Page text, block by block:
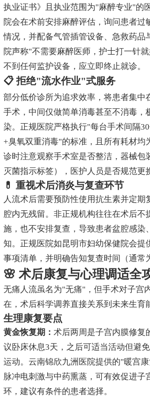
执业证书》且执业范围为"麻醉专业"的
院会在术前安排麻醉评估，询问患者过
情况，并配备气管插管设备、急救药品
院声称"不需要麻醉医师，护士打一针
不到任何监护设备，应立即终止就诊。
📋 拒绝"流水作业"式服务
部分低价诊所为追求效率，将患者集中
手术，中间仅做简单消毒甚至不消毒，
染。正规医院严格执行"每台手术间隔
+臭氧双重消毒"的标准，且所有耗材均
诊时注意观察手术室是否整洁，器械包
灭菌指示标签），医护人员是否规范更
💊 重视术后消炎与复查环节
人流术后需要预防性使用抗生素并定期
腔内无残留。非正规机构往往在术后不
施，也不安排复查，导致患者盆腔感染
知。正规医院如昆明市妇幼保健院会提
事项清单，并明确告知复查时间（通常
🌸 术后康复与心理调适全
无痛人流虽名为"无痛"，但手术对子宫
在，术后科学调养直接关系到未来生育
生理康复要点
黄金恢复期： 术后两周是子宫内膜修复
议卧床休息3天，之后可适当活动但避
运动。云南锦欣九洲医院提供的"暖宫
脉冲电刺激与中药熏蒸，可有效促进子
环，建议有条件的患者选择。